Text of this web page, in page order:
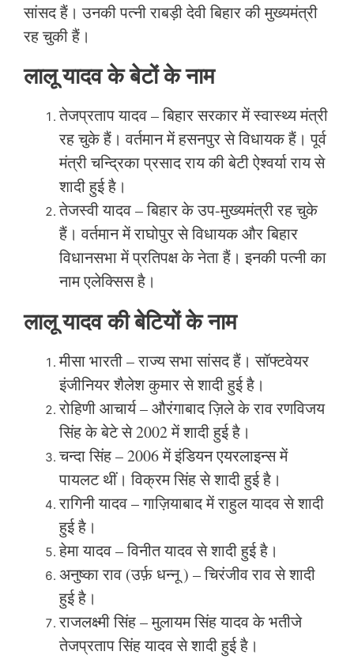
सांसद हैं। उनकी पत्नी राबड़ी देवी बिहार की मुख्यमंत्री
रह चुकी हैं।
लालू यादव के बेटों के नाम
तेजप्रताप यादव – बिहार सरकार में स्वास्थ्य मंत्री
रह चुके हैं। वर्तमान में हसनपुर से विधायक हैं। पूर्व
मंत्री चन्द्रिका प्रसाद राय की बेटी ऐश्वर्या राय से
शादी हुई है।
तेजस्वी यादव – बिहार के उप-मुख्यमंत्री रह चुके
हैं। वर्तमान में राघोपुर से विधायक और बिहार
विधानसभा में प्रतिपक्ष के नेता हैं। इनकी पत्नी का
नाम एलेक्सिस है।
लालू यादव की बेटियों के नाम
मीसा भारती – राज्य सभा सांसद हैं। सॉफ्टवेयर
इंजीनियर शैलेश कुमार से शादी हुई है।
रोहिणी आचार्य – औरंगाबाद ज़िले के राव रणविजय
सिंह के बेटे से 2002 में शादी हुई है।
चन्दा सिंह – 2006 में इंडियन एयरलाइन्स में
पायलट थीं। विक्रम सिंह से शादी हुई है।
रागिनी यादव – गाज़ियाबाद में राहुल यादव से शादी
हुई है।
हेमा यादव – विनीत यादव से शादी हुई है।
अनुष्का राव (उर्फ़ धन्नू ) – चिरंजीव राव से शादी
हुई है।
राजलक्ष्मी सिंह – मुलायम सिंह यादव के भतीजे
तेजप्रताप सिंह यादव से शादी हुई है।